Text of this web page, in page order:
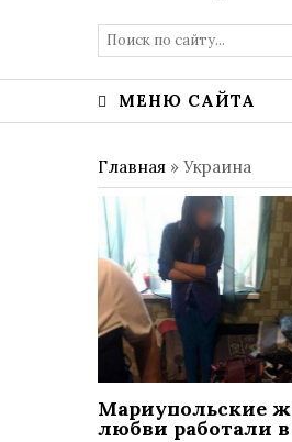
МЕНЮ САЙТА
Главная » Украина
Мариупольские
любви работали в